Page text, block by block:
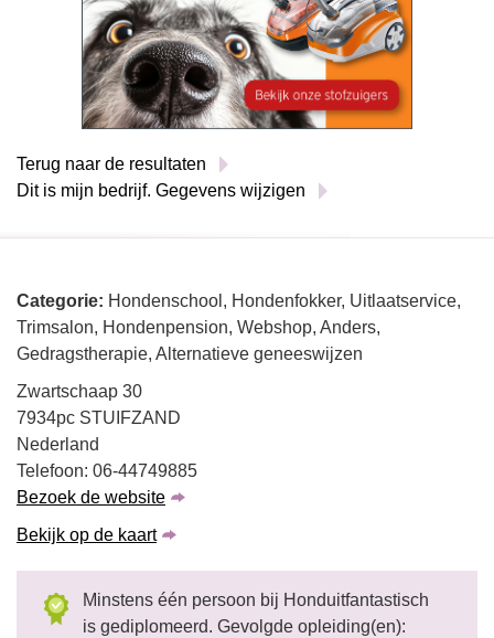
Terug naar de resultaten
Dit is mijn bedrijf. Gegevens wijzigen
Categorie: Hondenschool, Hondenfokker, Uitlaatservice,
Trimsalon, Hondenpension, Webshop, Anders,
Gedragstherapie, Alternatieve geneeswijzen
Zwartschaap 30
7934pc STUIFZAND
Nederland
Telefoon: 06-44749885
Bezoek de website
Bekijk op de kaart
Minstens één persoon bij Honduitfantastisch
is gediplomeerd. Gevolgde opleiding(en):